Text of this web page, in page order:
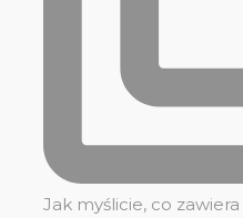
Jak myślicie, co